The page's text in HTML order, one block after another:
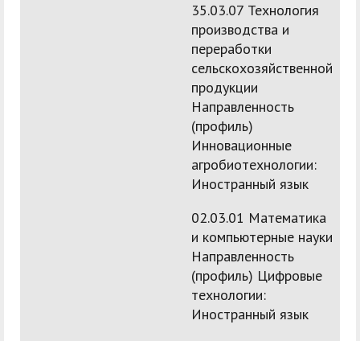
35.03.07 Технология
производства и
переработки
сельскохозяйственной
продукции
Направленность
(профиль)
Инновационные
агробиотехнологии:
Иностранный язык
02.03.01 Математика
и компьютерные науки
Направленность
(профиль) Цифровые
технологии:
Иностранный язык